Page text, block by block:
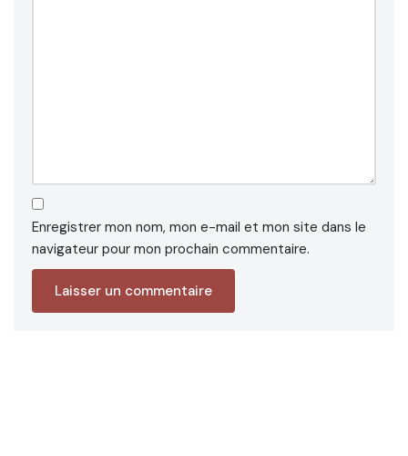
Enregistrer mon nom, mon e-mail et mon site dans le
navigateur pour mon prochain commentaire.